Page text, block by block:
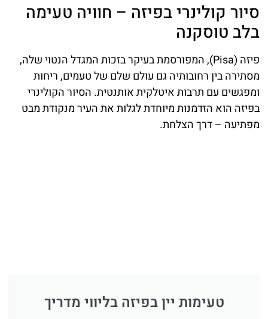
סיור קולינרי בפיזה – חוויה טעימה
בלב טוסקנה
פיזה (Pisa), המפורסמת בעיקר בזכות המגדל הנטוי שלה,
מסתירה בין רחובותיה גם עולם שלם של טעמים, ריחות
ומפגשים עם תרבות איטלקית אותנטית. הסיור הקולינרי
בפיזה הוא הזדמנות מיוחדת לגלות את העיר מנקודת מבט
מפתיעה – דרך הצלחת.
טעימות יין בפיזה בליווי מדריך